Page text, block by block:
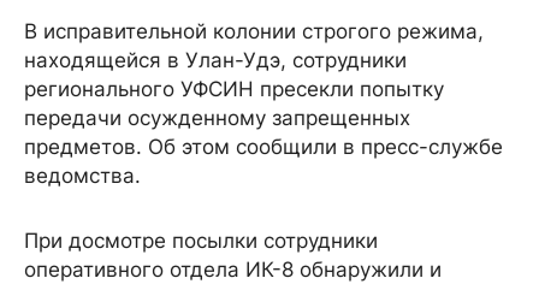
В исправительной колонии строгого режима,
находящейся в Улан-Удэ, сотрудники
регионального УФСИН пресекли попытку
передачи осужденному запрещенных
предметов. Об этом сообщили в пресс-службе
ведомства.
При досмотре посылки сотрудники
оперативного отдела ИК-8 обнаружили и